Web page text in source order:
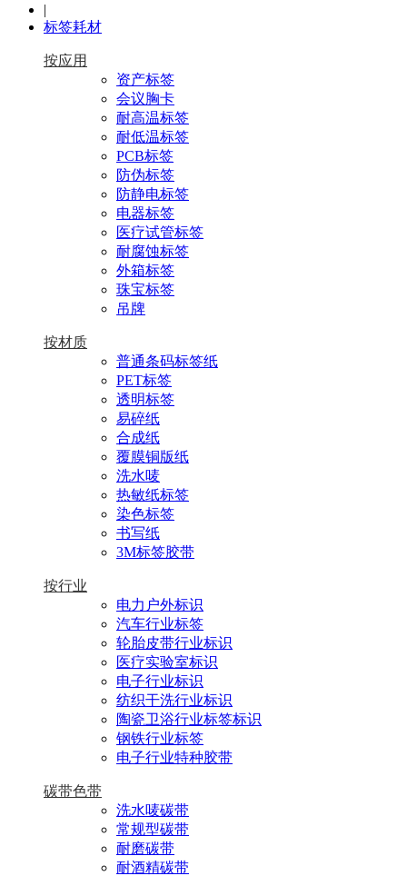
|
标签耗材
按应用
资产标签
会议胸卡
耐高温标签
耐低温标签
PCB标签
防伪标签
防静电标签
电器标签
医疗试管标签
耐腐蚀标签
外箱标签
珠宝标签
吊牌
按材质
普通条码标签纸
PET标签
透明标签
易碎纸
合成纸
覆膜铜版纸
洗水唛
热敏纸标签
染色标签
书写纸
3M标签胶带
按行业
电力户外标识
汽车行业标签
轮胎皮带行业标识
医疗实验室标识
电子行业标识
纺织干洗行业标识
陶瓷卫浴行业标签标识
钢铁行业标签
电子行业特种胶带
碳带色带
洗水唛碳带
常规型碳带
耐磨碳带
耐酒精碳带